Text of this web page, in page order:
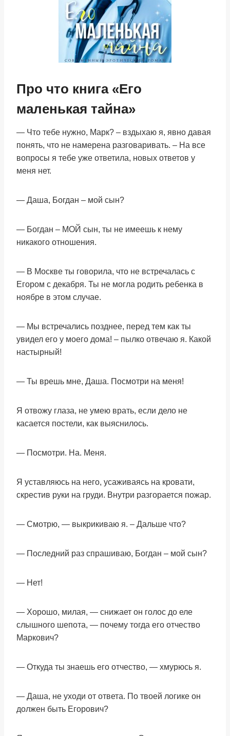
Про что книга «Его
маленькая тайна»
— Что тебе нужно, Марк? – вздыхаю я, явно давая
понять, что не намерена разговаривать. – На все
вопросы я тебе уже ответила, новых ответов у
меня нет.
— Даша, Богдан – мой сын?
— Богдан – МОЙ сын, ты не имеешь к нему
никакого отношения.
— В Москве ты говорила, что не встречалась с
Егором с декабря. Ты не могла родить ребенка в
ноябре в этом случае.
— Мы встречались позднее, перед тем как ты
увидел его у моего дома! – пылко отвечаю я. Какой
настырный!
— Ты врешь мне, Даша. Посмотри на меня!
Я отвожу глаза, не умею врать, если дело не
касается постели, как выяснилось.
— Посмотри. На. Меня.
Я уставляюсь на него, усаживаясь на кровати,
скрестив руки на груди. Внутри разгорается пожар.
— Смотрю, — выкрикиваю я. – Дальше что?
— Последний раз спрашиваю, Богдан – мой сын?
— Нет!
— Хорошо, милая, — снижает он голос до еле
слышного шепота, — почему тогда его отчество
Маркович?
— Откуда ты знаешь его отчество, — хмурюсь я.
— Даша, не уходи от ответа. По твоей логике он
должен быть Егорович?